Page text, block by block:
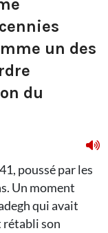
un des
du
poussé par les
Un moment
qui avait
rétabli son